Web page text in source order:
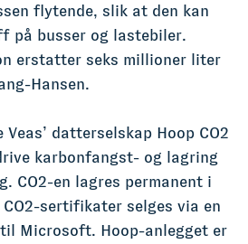
flytende, slik at den kan
på busser og lastebiler.
erstatter seks millioner liter
Hansen.
datterselskap Hoop CO2
karbonfangst- og lagring
CO2-en lagres permanent i
sertifikater selges via en
Microsoft. Hoop-anlegget er